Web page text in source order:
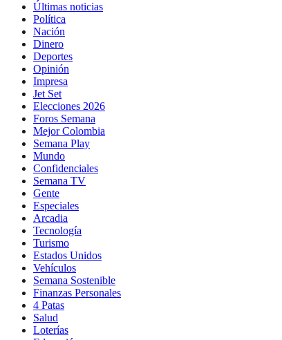
Últimas noticias
Política
Nación
Dinero
Deportes
Opinión
Impresa
Jet Set
Elecciones 2026
Foros Semana
Mejor Colombia
Semana Play
Mundo
Confidenciales
Semana TV
Gente
Especiales
Arcadia
Tecnología
Turismo
Estados Unidos
Vehículos
Semana Sostenible
Finanzas Personales
4 Patas
Salud
Loterías